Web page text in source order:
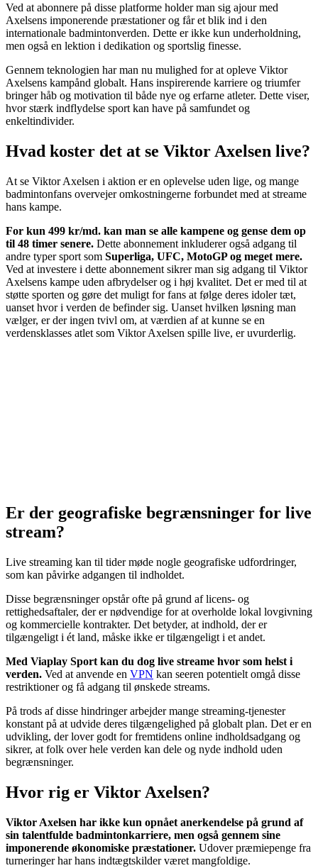
Ved at abonnere på disse platforme holder man sig ajour med
Axelsens imponerende præstationer og får et blik ind i den
internationale badmintonverden. Dette er ikke kun underholdning,
men også en lektion i dedikation og sportslig finesse.
Gennem teknologien har man nu mulighed for at opleve Viktor
Axelsens kampånd globalt. Hans inspirerende karriere og triumfer
bringer håb og motivation til både nye og erfarne atleter. Dette viser,
hvor stærk indflydelse sport kan have på samfundet og
enkeltindivider.
Hvad koster det at se Viktor Axelsen live?
At se Viktor Axelsen i aktion er en oplevelse uden lige, og mange
badmintonfans overvejer omkostningerne forbundet med at streame
hans kampe.
For kun 499 kr/md. kan man se alle kampene og gense dem op
til 48 timer senere. Dette abonnement inkluderer også adgang til
andre typer sport som Superliga, UFC, MotoGP og meget mere.
Ved at investere i dette abonnement sikrer man sig adgang til Viktor
Axelsens kampe uden afbrydelser og i høj kvalitet. Det er med til at
støtte sporten og gøre det muligt for fans at følge deres idoler tæt,
uanset hvor i verden de befinder sig. Uanset hvilken løsning man
vælger, er der ingen tvivl om, at værdien af at kunne se en
verdensklasses atlet som Viktor Axelsen spille live, er uvurderlig.
Er der geografiske begrænsninger for live
stream?
Live streaming kan til tider møde nogle geografiske udfordringer,
som kan påvirke adgangen til indholdet.
Disse begrænsninger opstår ofte på grund af licens- og
rettighedsaftaler, der er nødvendige for at overholde lokal lovgivning
og kommercielle kontrakter. Det betyder, at indhold, der er
tilgængeligt i ét land, måske ikke er tilgængeligt i et andet.
Med Viaplay Sport kan du dog live streame hvor som helst i
verden. Ved at anvende en VPN kan seeren potentielt omgå disse
restriktioner og få adgang til ønskede streams.
På trods af disse hindringer arbejder mange streaming-tjenester
konstant på at udvide deres tilgængelighed på globalt plan. Det er en
udvikling, der lover godt for fremtidens online indholdsadgang og
sikrer, at folk over hele verden kan dele og nyde indhold uden
begrænsninger.
Hvor rig er Viktor Axelsen?
Viktor Axelsen har ikke kun opnået anerkendelse på grund af
sin talentfulde badmintonkarriere, men også gennem sine
imponerende økonomiske præstationer. Udover præmiepenge fra
turneringer har hans indtægtskilder været mangfoldige.